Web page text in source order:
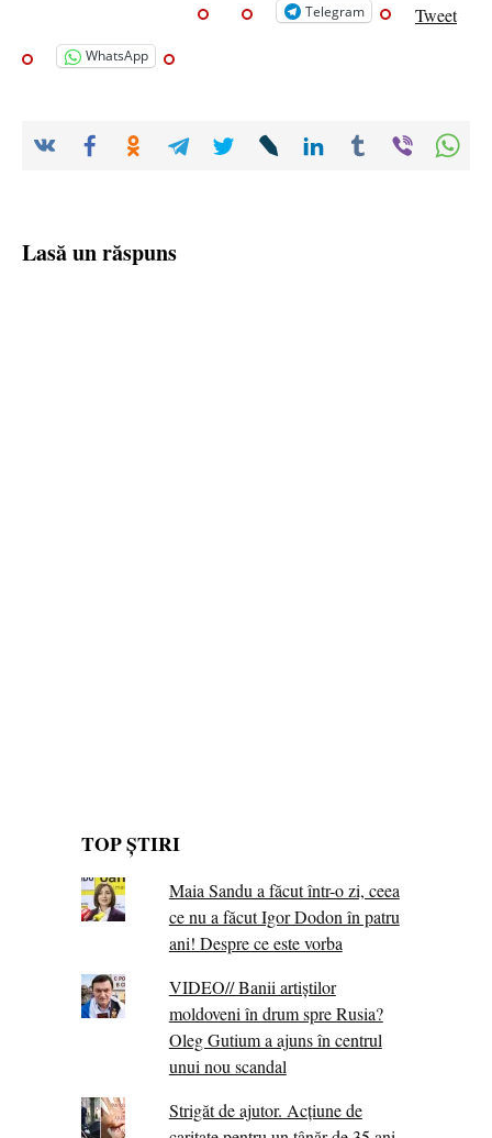
Telegram Tweet
WhatsApp
Lasă un răspuns
TOP ȘTIRI
Maia Sandu a făcut într-o zi, ceea
ce nu a făcut Igor Dodon în patru
ani! Despre ce este vorba
VIDEO// Banii artiștilor
moldoveni în drum spre Rusia?
Oleg Gutium a ajuns în centrul
unui nou scandal
Strigăt de ajutor. Acțiune de